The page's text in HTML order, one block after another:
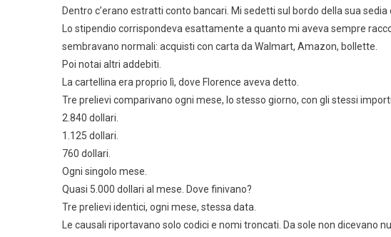
Dentro c’erano estratti conto bancari. Mi sedetti sul bordo della sua
Lo stipendio corrispondeva esattamente a quanto mi aveva sempre
sembravano normali: acquisti con carta da Walmart, Amazon, bollette.
Poi notai altri addebiti.
La cartellina era proprio lì, dove Florence aveva detto.
Tre prelievi comparivano ogni mese, lo stesso giorno, con gli stessi importi.
2.840 dollari.
1.125 dollari.
760 dollari.
Ogni singolo mese.
Quasi 5.000 dollari al mese. Dove finivano?
Tre prelievi identici, ogni mese, stessa data.
Le causali riportavano solo codici e nomi troncati. Da sole non dicevano